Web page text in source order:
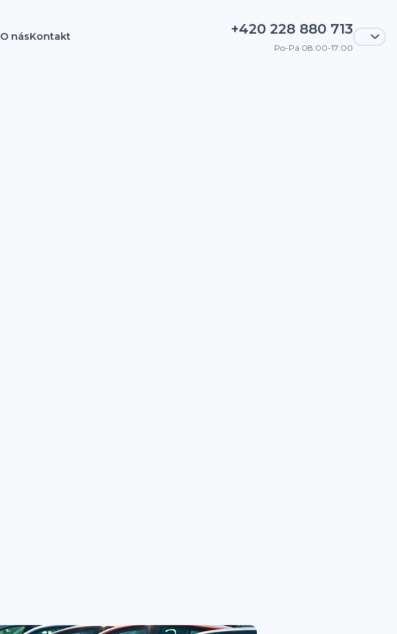
O násKontakt +420 228 880 713
Po-Pá 08:00-17:00